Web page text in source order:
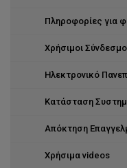
Πληροφορίες για
Χρήσιμοι
Ηλεκτρονικό
Kατάσταση
Απόκτηση
Χρήσιμα videos